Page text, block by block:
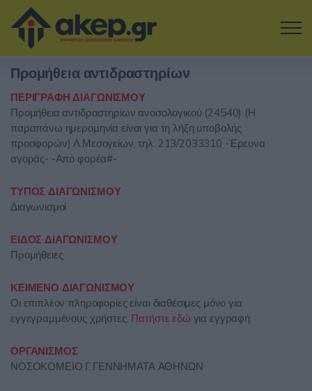
Μετάβαση στο κύριο περιεχόμενο
Η εταιρία
Αναζήτηση Διαγωνισμών
Δοκιμάστε την Υπηρεσία
Επικοινωνία
Σύνδεση
Προμήθεια αντιδραστηρίων
ΠΕΡΙΓΡΑΦΗ ΔΙΑΓΩΝΙΣΜΟΥ
Προμήθεια αντιδραστηρίων ανοσολογικού (24540) (Η
παραπάνω ημερομηνία είναι για τη λήξη υποβολής
προσφορών) Λ.Μεσογείων, τηλ. 213/2033310 -Έρευνα
αγοράς- -Από φορέα#-
ΤΥΠΟΣ ΔΙΑΓΩΝΙΣΜΟΥ
Διαγωνισμοί
ΕΙΔΟΣ ΔΙΑΓΩΝΙΣΜΟΥ
Προμήθειες
ΚΕΙΜΕΝΟ ΔΙΑΓΩΝΙΣΜΟΥ
Οι επιπλέον πληροφορίες είναι διαθέσιμες μόνο για
εγγεγραμμένους χρήστες. Πατήστε εδώ για εγγραφή.
ΟΡΓΑΝΙΣΜΟΣ
ΝΟΣΟΚΟΜΕΙΟ Γ.ΓΕΝΝΗΜΑΤΑ ΑΘΗΝΩΝ